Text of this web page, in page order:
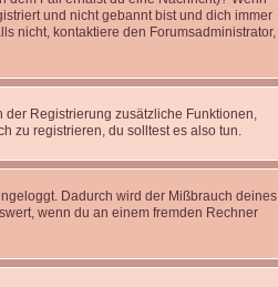
und nicht gebannt bist und dich immer
nicht, kontaktiere den Forumsadministrator,
der Registrierung zusätzliche Funktionen,
zu registrieren, du solltest es also tun.
Dadurch wird der Mißbrauch deines
wenn du an einem fremden Rechner